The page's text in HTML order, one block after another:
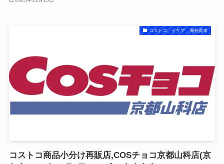
コストコ、イケア、海外資本
コストコ商品小分け再販店,COSチョコ京都山科店(京